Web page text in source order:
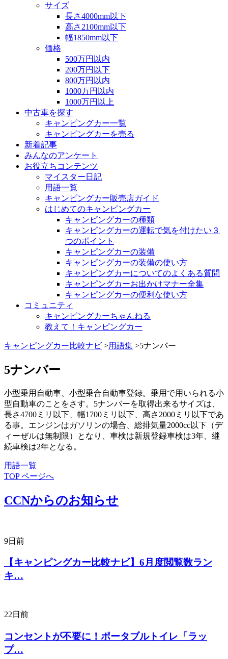
サイズ
長さ4000mm以下
高さ2100mm以下
幅1850mm以下
価格
500万円以内
200万円以下
800万円以内
1000万円以内
1000万円以上
中古車を探す
キャンピングカー一覧
キャンピングカーを売る
新着記事
みんなのアンケート
お役立ちコンテンツ
マイスター日記
用語一覧
キャンピングカー販売店ガイド
はじめてのキャンピングカー
キャンピングカーの種類
キャンピングカーの運転で気を付けたい３
つのポイント
キャンピングカーの装備
キャンピングカーの装備の使い方
キャンピングカーについてのよくある質問
キャンピングカーお出かけマナー全集
キャンピングカーの便利な使い方
コミュニティ
キャンピングカーちゃんねる
教えて！キャンピングカー
キャンピングカー比較ナビ >用語集 >5ナンバー
5ナンバー
小型乗用自動車、小型乗合自動車登録。乗用で用いられる小
型自動車のことをさす。5ナンバーを取得出来るサイズは、
長さ4700ミリ以下、幅1700ミリ以下、高さ2000ミリ以下であ
る事。エンジンはガソリンの場合、総排気量2000cc以下（デ
ィーぜルは無制限）となり、車検は新規登録車検は3年、継
続車検は2年となる。
用語一覧
TOP ページへ
CCNからのお知らせ
9日前
【キャンピングカー比較ナビ】6月度閲覧数ラン
キ…
22日前
コンセントが不要に！ポータブルトイレ「ラッ
プ…